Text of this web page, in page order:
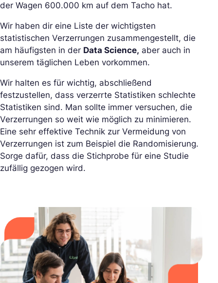
der Wagen 600.000 km auf dem Tacho hat.
Wir haben dir eine Liste der wichtigsten
statistischen Verzerrungen zusammengestellt, die
am häufigsten in der Data Science, aber auch in
unserem täglichen Leben vorkommen.
Wir halten es für wichtig, abschließend
festzustellen, dass verzerrte Statistiken schlechte
Statistiken sind. Man sollte immer versuchen, die
Verzerrungen so weit wie möglich zu minimieren.
Eine sehr effektive Technik zur Vermeidung von
Verzerrungen ist zum Beispiel die Randomisierung.
Sorge dafür, dass die Stichprobe für eine Studie
zufällig gezogen wird.